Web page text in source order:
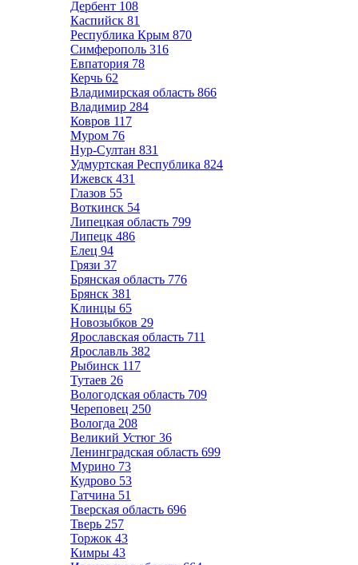
Дербент 108
Каспийск 81
Республика Крым 870
Симферополь 316
Евпатория 78
Керчь 62
Владимирская область 866
Владимир 284
Ковров 117
Муром 76
Нур-Султан 831
Удмуртская Республика 824
Ижевск 431
Глазов 55
Воткинск 54
Липецкая область 799
Липецк 486
Елец 94
Грязи 37
Брянская область 776
Брянск 381
Клинцы 65
Новозыбков 29
Ярославская область 711
Ярославль 382
Рыбинск 117
Тутаев 26
Вологодская область 709
Череповец 250
Вологда 208
Великий Устюг 36
Ленинградская область 699
Мурино 73
Кудрово 53
Гатчина 51
Тверская область 696
Тверь 257
Торжок 43
Кимры 43